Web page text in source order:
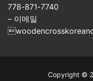
778-871-7740
– 이메일
Copyright ©